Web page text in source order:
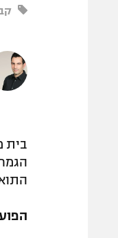
בית
הפועל